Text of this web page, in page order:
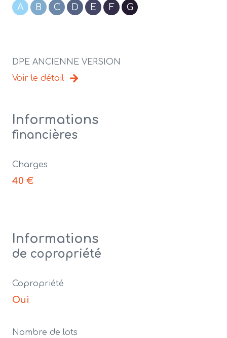
A B C D E F G
DPE ANCIENNE VERSION
Voir le détail
Informations
financières
Charges
40 €
Informations
de copropriété
Copropriété
Oui
Nombre de lots